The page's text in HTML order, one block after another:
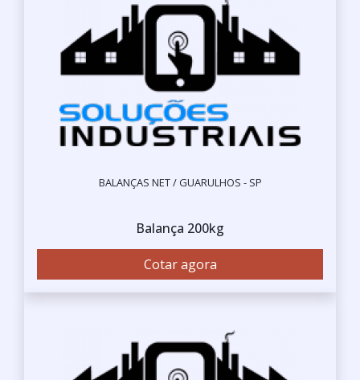
BALANÇAS NET / GUARULHOS - SP
Balança 200kg
Cotar agora